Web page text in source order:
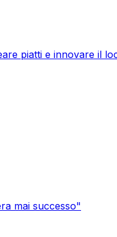
piatti e innovare il
mai successo"